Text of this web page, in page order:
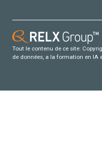
Tout le contenu de ce site:
de données, a la formation en IA